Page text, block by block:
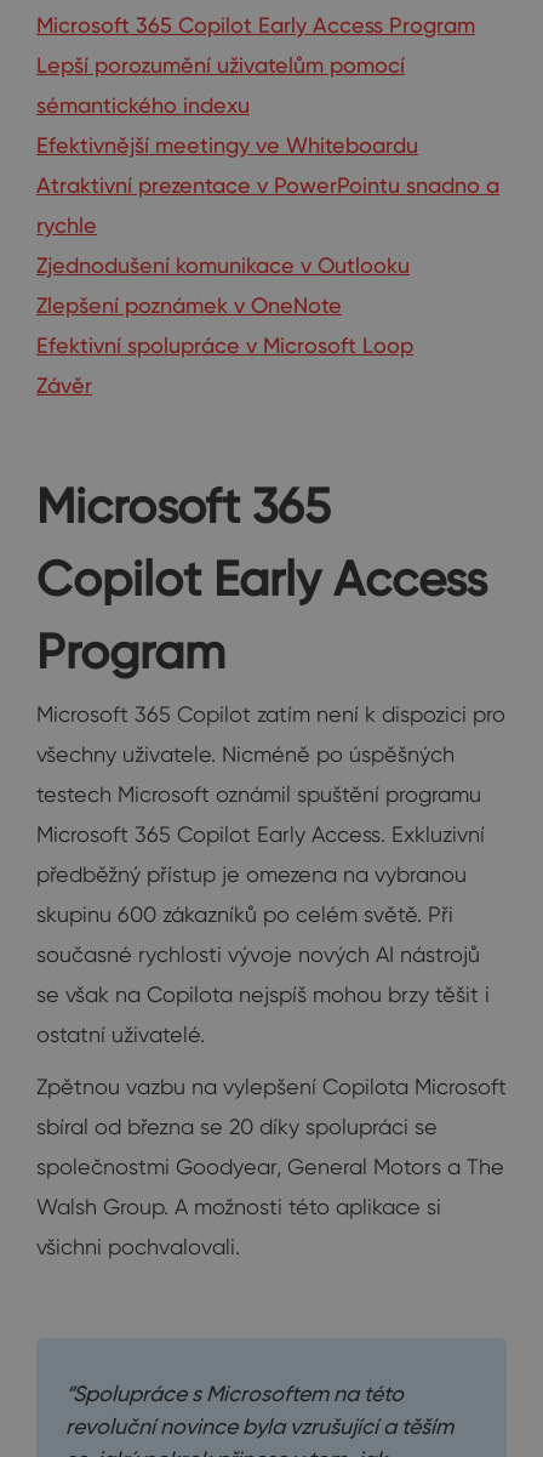
Microsoft 365 Copilot Early Access Program
Lepší porozumění uživatelům pomocí
sémantického indexu
Efektivnější meetingy ve Whiteboardu
Atraktivní prezentace v PowerPointu snadno a
rychle
Zjednodušení komunikace v Outlooku
Zlepšení poznámek v OneNote
Efektivní spolupráce v Microsoft Loop
Závěr
Microsoft 365
Copilot Early Access
Program
Microsoft 365 Copilot zatím není k dispozici pro
všechny uživatele. Nicméně po úspěšných
testech Microsoft oznámil spuštění programu
Microsoft 365 Copilot Early Access. Exkluzivní
předběžný přístup je omezena na vybranou
skupinu 600 zákazníků po celém světě. Při
současné rychlosti vývoje nových AI nástrojů
se však na Copilota nejspíš mohou brzy těšit i
ostatní uživatelé.
Zpětnou vazbu na vylepšení Copilota Microsoft
sbíral od března se 20 díky spolupráci se
společnostmi Goodyear, General Motors a The
Walsh Group. A možnosti této aplikace si
všichni pochvalovali.
“Spolupráce s Microsoftem na této
revoluční novince byla vzrušující a těším